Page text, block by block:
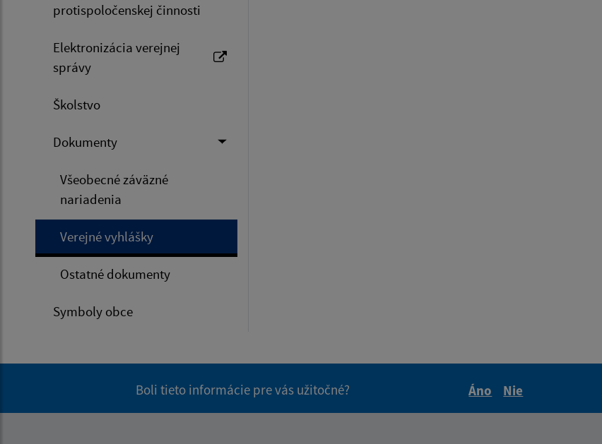
protispoločenskej činnosti
Elektronizácia verejnej
správy
Školstvo
Dokumenty
Všeobecné záväzné
nariadenia
Verejné vyhlášky
Ostatné dokumenty
Symboly obce
Boli tieto informácie pre vás užitočné?
Áno
Nie